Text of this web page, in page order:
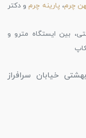
چرم، پارینه چرمو دکتر
بین ایستگاه مترو و
خیابان سرافراز